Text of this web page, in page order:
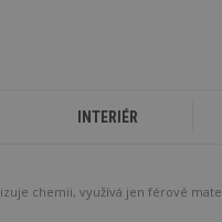
INTERIÉR
chemii, využívá jen férové